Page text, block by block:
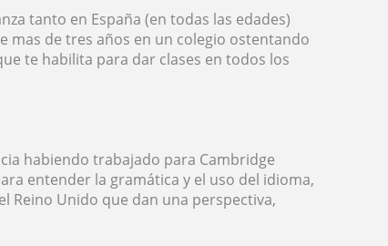
tanto en España (en todas las edades)
de tres años en un colegio ostentando
te habilita para dar clases en todos los
habiendo trabajado para Cambridge
entender la gramática y el uso del idioma,
Reino Unido que dan una perspectiva,